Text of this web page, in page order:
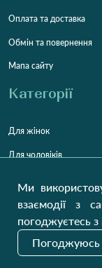
Оплата та доставка
Обмін та повернення
Мапа сайту
Категорії
Для жінок
Для чоловіків
Домашній текстиль
Ми
взаємодії з
погоджуєтесь
Погоджуюсь